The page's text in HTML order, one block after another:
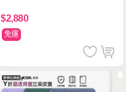
$2,880
免運